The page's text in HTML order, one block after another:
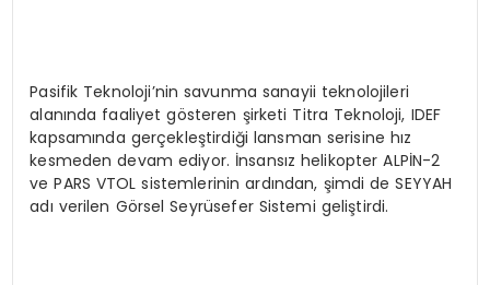
Pasifik Teknoloji’nin savunma sanayii teknolojileri
alanında faaliyet gösteren şirketi Titra Teknoloji, IDEF
kapsamında gerçekleştirdiği lansman serisine hız
kesmeden devam ediyor. İnsansız helikopter ALPİN-2
ve PARS VTOL sistemlerinin ardından, şimdi de SEYYAH
adı verilen Görsel Seyrüsefer Sistemi geliştirdi.